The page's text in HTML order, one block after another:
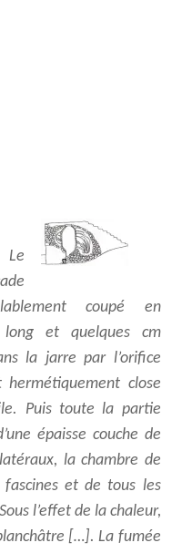
Le
coupé en
et quelques cm
la jarre par l’orifice
close
Puis toute la partie
épaisse couche de
la chambre de
et de tous les
l’effet de la chaleur,
[…]. La fumée